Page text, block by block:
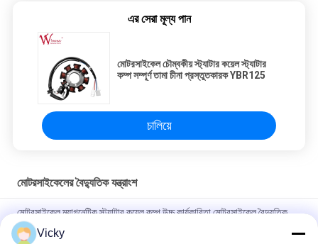
এর সেরা মূল্য পান
মোটরসাইকেল চৌম্বকীয় স্ট্যাটার কয়েল স্ট্যাটার
কম্প সম্পূর্ণ তামা চীনা প্রস্তুতকারক YBR125
চালিয়ে
মোটরসাইকেলের বৈদ্যুতিক যন্ত্রাংশ
মোটরসাইকেল ম্যাগনেটিক স্ট্যাটার কয়েল কম্প উচ্চ কার্যকারিতা মোটরসাইকেল বৈদ্যুতিক
যন্ত্রাংশ KRF
Vicky